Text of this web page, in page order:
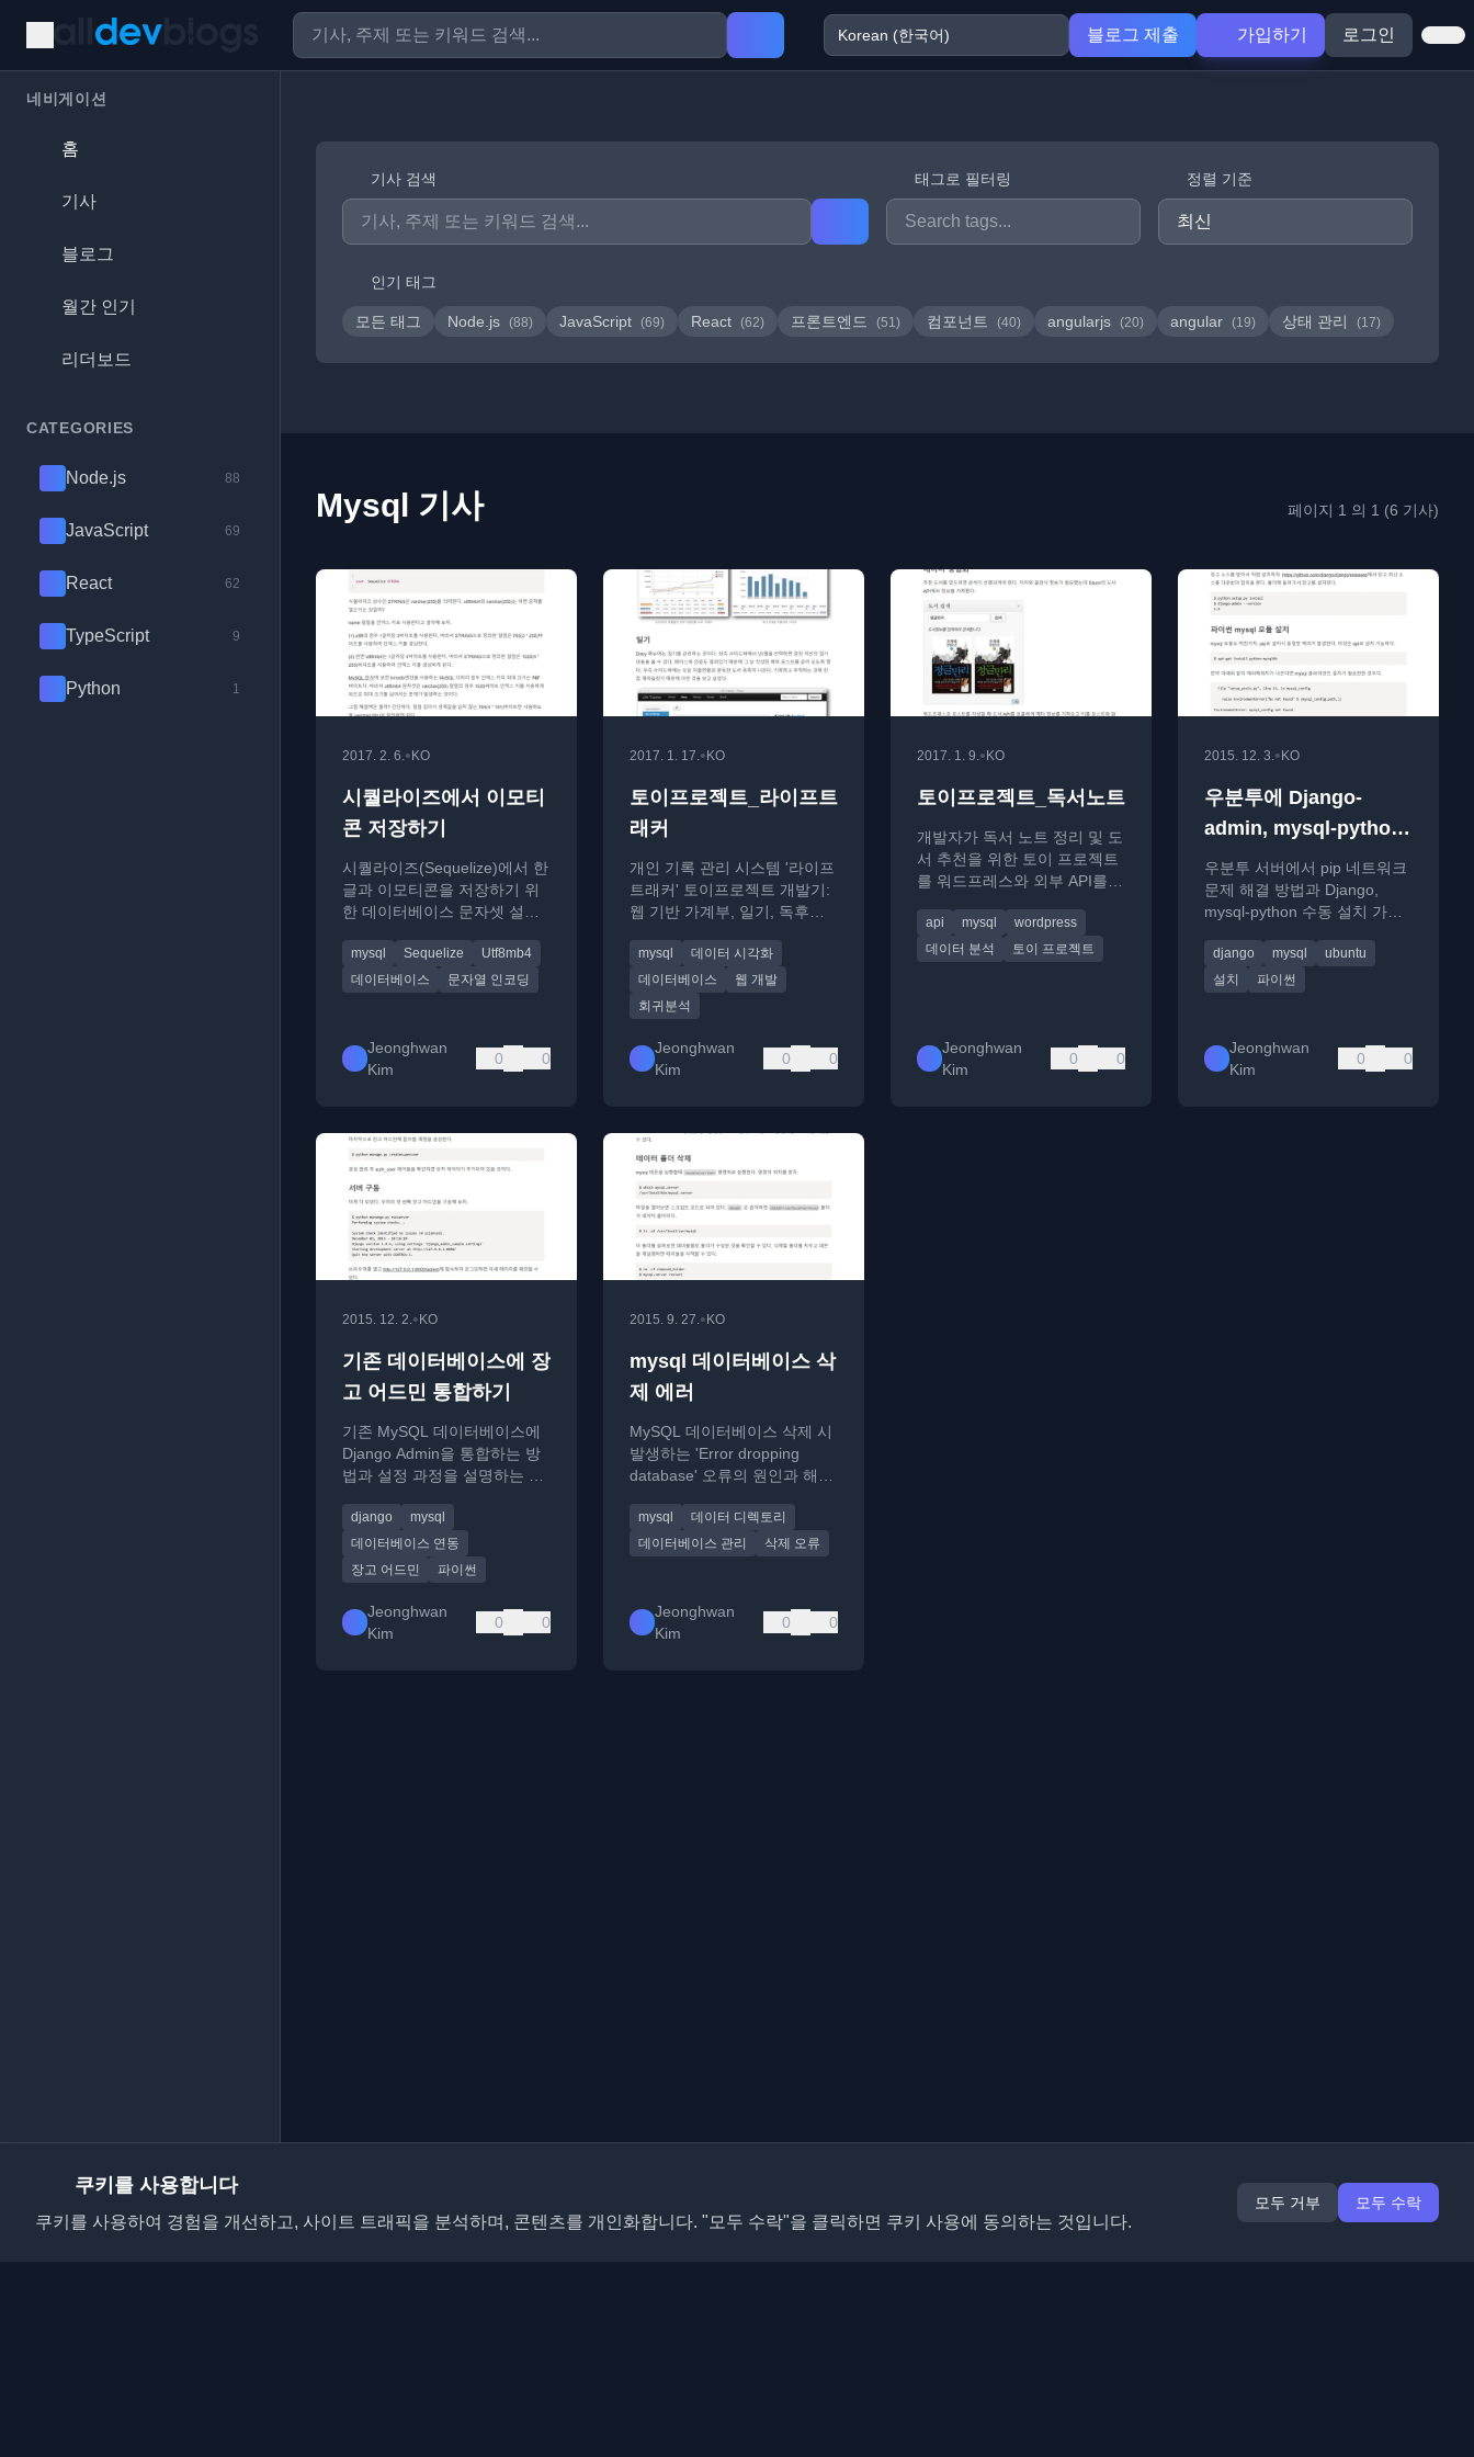
블로그 제출 가입하기 로그인
네비게이션
홈
기사
블로그
월간 인기
리더보드
CATEGORIES
Node.js 88
JavaScript 69
React 62
TypeScript 9
Python 1
기사 검색 태그로 필터링 정렬 기준
인기 태그
모든 태그 Node.js (88) JavaScript (69) React (62) 프론트엔드 (51) 컴포넌트 (40) angularjs (20) angular (19) 상태 관리 (17)
Mysql 기사 페이지 1 의 1 (6 기사)
2017. 2. 6.• KO
시퀄라이즈에서 이모티
콘 저장하기
시퀄라이즈(Sequelize)에서 한
글과 이모티콘을 저장하기 위
한 데이터베이스 문자셋 설정
결 방안
mysql Sequelize
Utf8mb4
데이터베이스
문자열 인코딩
Jeonghwan
Kim
0 0
2017. 1. 17.• KO
토이프로젝트_라이프트
래커
개인 기록 관리 시스템 '라이프
트래커' 토이프로젝트 개발기:
웹 기반 가계부, 일기, 독후감
mysql
데이터 시각화
데이터베이스
웹 개발
회귀분석
Jeonghwan
Kim
0 0
2017. 1. 9.• KO
토이프로젝트_독서노트
개발자가 독서 노트 정리 및 도
서 추천을 위한 토이 프로젝트
를 워드프레스와 외부 API를
니다.
api mysql
wordpress
데이터 분석
토이 프로젝트
Jeonghwan
Kim
0 0
2015. 12. 3.• KO
우분투에 Django-
admin, mysql-python
설치
우분투 서버에서 pip 네트워크
문제 해결 방법과 Django,
mysql-python 수동 설치 가이
django mysql
ubuntu
설치
파이썬
Jeonghwan
Kim
0 0
2015. 12. 2.• KO
기존 데이터베이스에 장
고 어드민 통합하기
기존 MySQL 데이터베이스에
Django Admin을 통합하는 방
법과 설정 과정을 설명하는 기
django
mysql
데이터베이스 연동
장고 어드민
파이썬
Jeonghwan
Kim
0 0
2015. 9. 27.• KO
mysql 데이터베이스 삭
제 에러
MySQL 데이터베이스 삭제 시
발생하는 'Error dropping
database' 오류의 원인과 해결
mysql
데이터 디렉토리
데이터베이스 관리
삭제 오류
Jeonghwan
Kim
0 0
쿠키를 사용합니다
쿠키를 사용하여 경험을 개선하고, 사이트 트래픽을 분석하며, 콘텐츠를 개인화합니다. "모두 수락"을 클릭하면 쿠키 사용에 동의하는 것입니다.
모두 거부 모두 수락